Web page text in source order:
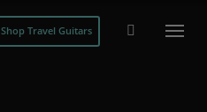
Shop Travel Guitars